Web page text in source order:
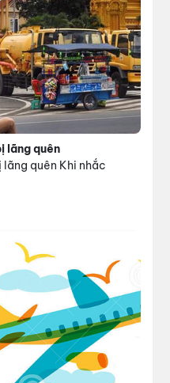
lãng quên
quên Khi nhắc